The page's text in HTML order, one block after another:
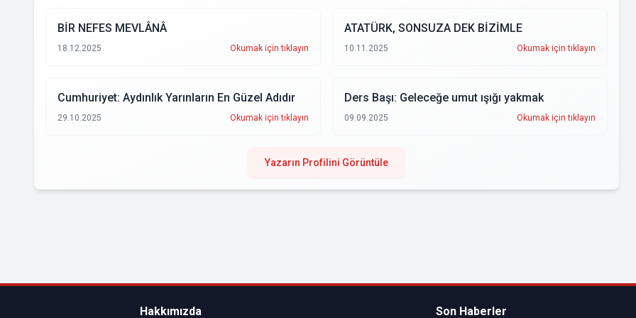
BİR NEFES MEVLÂNÂ
18.12.2025 Okumak için tıklayın
ATATÜRK, SONSUZA DEK BİZİMLE
10.11.2025 Okumak için tıklayın
Cumhuriyet: Aydınlık Yarınların En Güzel Adıdır
29.10.2025 Okumak için tıklayın
Ders Başı: Geleceğe umut ışığı yakmak
09.09.2025 Okumak için tıklayın
Yazarın Profilini Görüntüle
Hakkımızda Son Haberler